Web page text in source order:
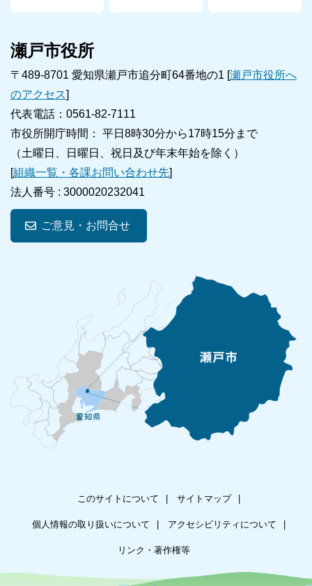
瀬戸市役所
〒489-8701 愛知県瀬戸市追分町64番地の1 [瀬戸市役所へ
のアクセス]
代表電話：0561-82-7111
市役所開庁時間： 平日8時30分から17時15分まで
（土曜日、日曜日、祝日及び年末年始を除く）
[組織一覧・各課お問い合わせ先]
法人番号 : 3000020232041
ご意見・お問合せ
このサイトについて サイトマップ
個人情報の取り扱いについて アクセシビリティについて
リンク・著作権等